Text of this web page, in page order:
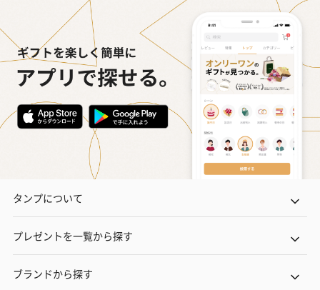
タンプについて
プレゼントを一覧から探す
ブランドから探す